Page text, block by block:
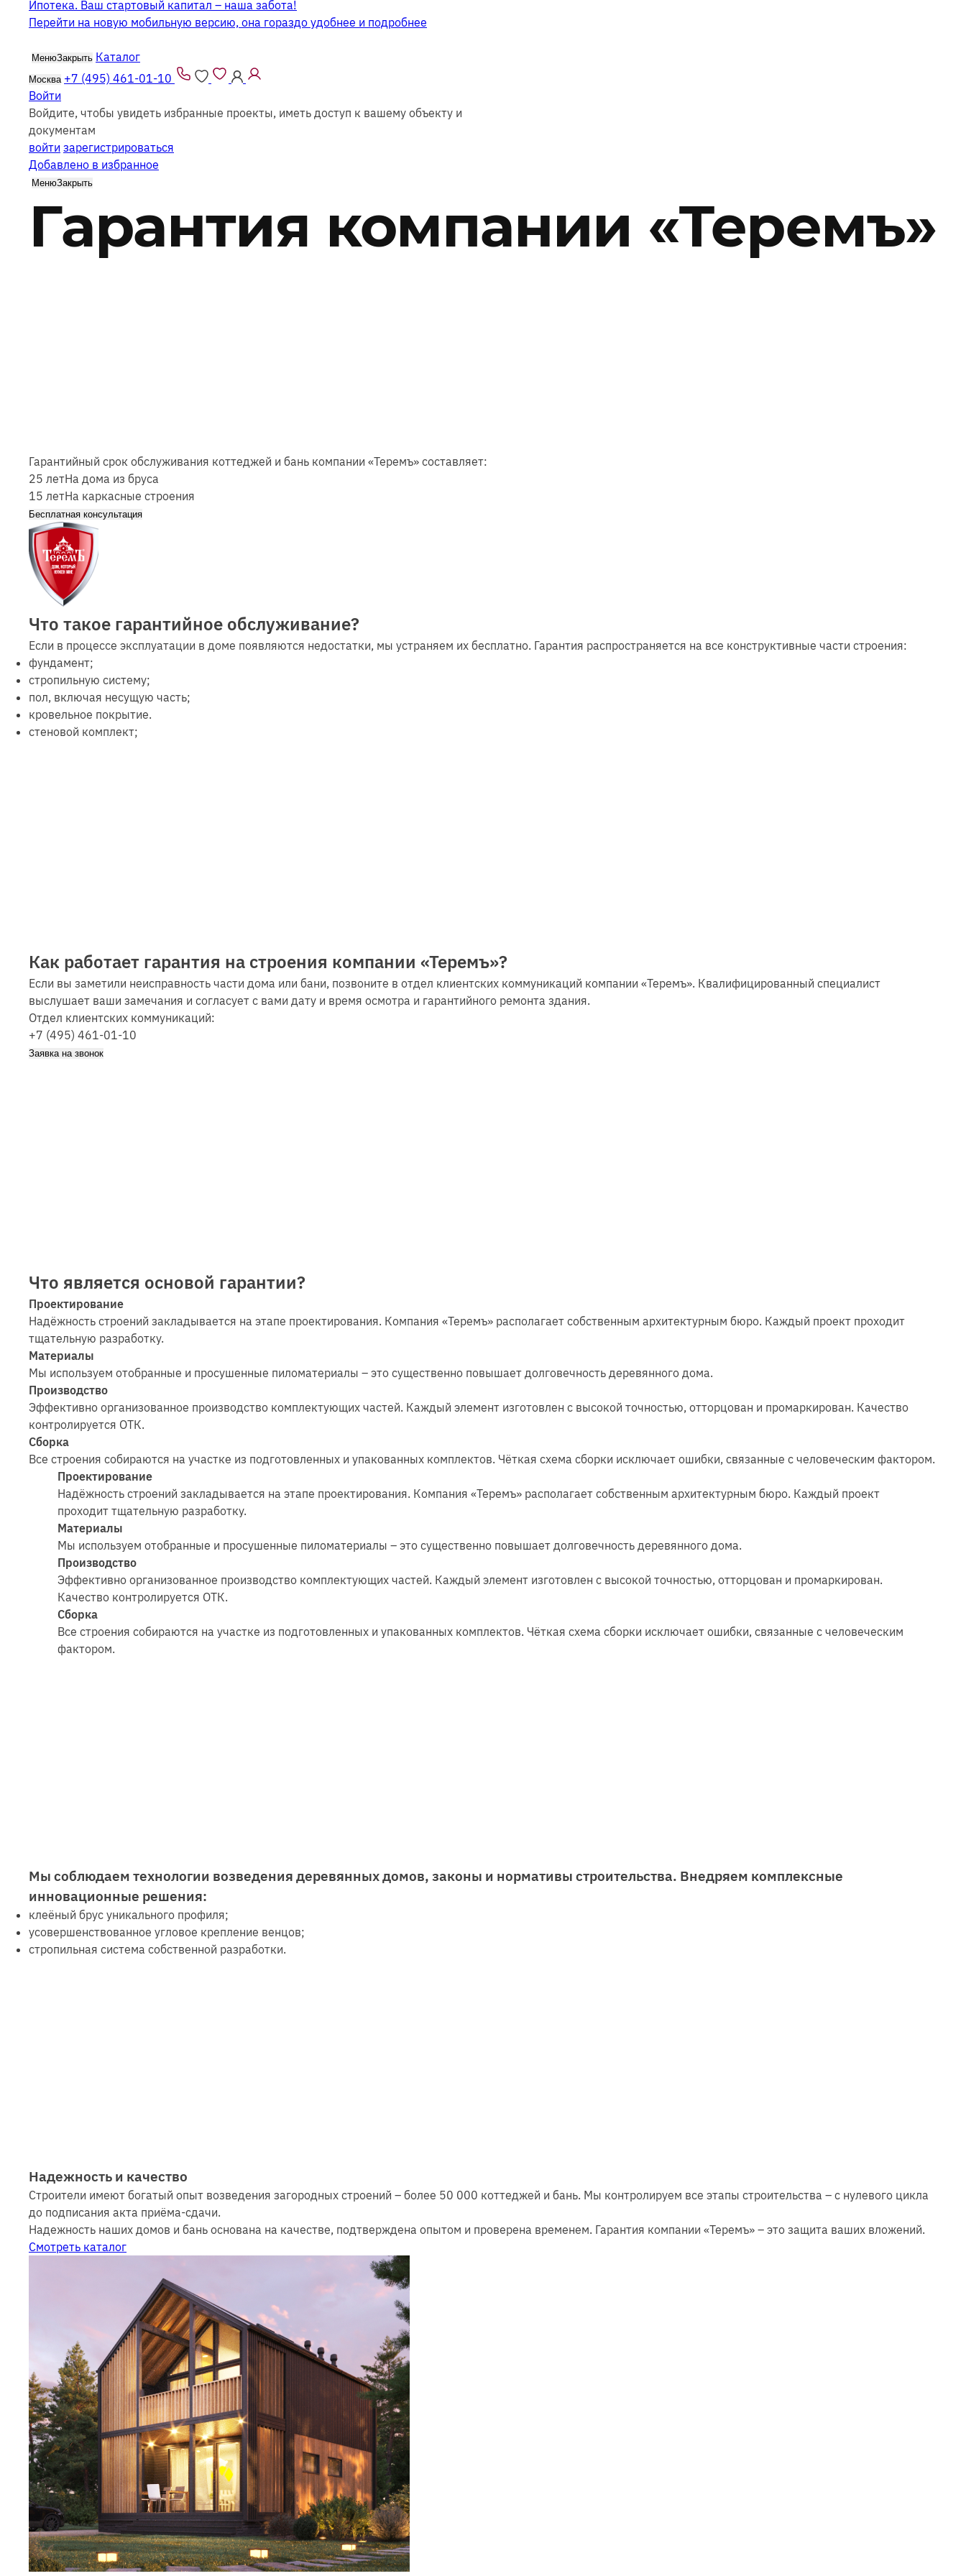
Ипотека. Ваш стартовый капитал – наша забота!
Перейти на новую мобильную версию, она гораздо удобнее и подробнее
МенюЗакрыть Каталог
Москва +7 (495) 461-01-10
Войти
Войдите, чтобы увидеть избранные проекты, иметь доступ к вашему объекту и
документам
войти зарегистрироваться
Добавлено в избранное
МенюЗакрыть
Гарантия компании «Теремъ»
Гарантийный срок обслуживания коттеджей и бань компании «Теремъ» составляет:
25 летНа дома из бруса
15 летНа каркасные строения
Бесплатная консультация
Что такое гарантийное обслуживание?
Если в процессе эксплуатации в доме появляются недостатки, мы устраняем их бесплатно. Гарантия распространяется на все конструктивные части строения:
фундамент;
стропильную систему;
пол, включая несущую часть;
кровельное покрытие.
стеновой комплект;
Как работает гарантия на строения компании «Теремъ»?
Если вы заметили неисправность части дома или бани, позвоните в отдел клиентских коммуникаций компании «Теремъ». Квалифицированный специалист
выслушает ваши замечания и согласует с вами дату и время осмотра и гарантийного ремонта здания.
Отдел клиентских коммуникаций:
+7 (495) 461-01-10
Заявка на звонок
Что является основой гарантии?
Проектирование
Надёжность строений закладывается на этапе проектирования. Компания «Теремъ» располагает собственным архитектурным бюро. Каждый проект проходит
тщательную разработку.
Материалы
Мы используем отобранные и просушенные пиломатериалы – это существенно повышает долговечность деревянного дома.
Производство
Эффективно организованное производство комплектующих частей. Каждый элемент изготовлен с высокой точностью, отторцован и промаркирован. Качество
контролируется ОТК.
Сборка
Все строения собираются на участке из подготовленных и упакованных комплектов. Чёткая схема сборки исключает ошибки, связанные с человеческим фактором.
Проектирование
Надёжность строений закладывается на этапе проектирования. Компания «Теремъ» располагает собственным архитектурным бюро. Каждый проект
проходит тщательную разработку.
Материалы
Мы используем отобранные и просушенные пиломатериалы – это существенно повышает долговечность деревянного дома.
Производство
Эффективно организованное производство комплектующих частей. Каждый элемент изготовлен с высокой точностью, отторцован и промаркирован.
Качество контролируется ОТК.
Сборка
Все строения собираются на участке из подготовленных и упакованных комплектов. Чёткая схема сборки исключает ошибки, связанные с человеческим
фактором.
Мы соблюдаем технологии возведения деревянных домов, законы и нормативы строительства. Внедряем комплексные
инновационные решения:
клеёный брус уникального профиля;
усовершенствованное угловое крепление венцов;
стропильная система собственной разработки.
Надежность и качество
Строители имеют богатый опыт возведения загородных строений – более 50 000 коттеджей и бань. Мы контролируем все этапы строительства – с нулевого цикла
до подписания акта приёма-сдачи.
Надежность наших домов и бань основана на качестве, подтверждена опытом и проверена временем. Гарантия компании «Теремъ» – это защита ваших вложений.
Смотреть каталог